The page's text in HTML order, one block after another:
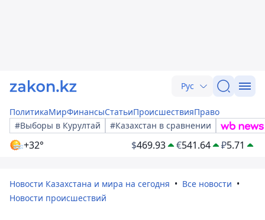
Рус
ПолитикаМирФинансыСтатьиПроисшествияПраво
#Выборы в Курултай
#Казахстан в сравнении
+32° $469.93 €541.64 ₽5.71
Новости Казахстана и мира на сегодня
Все новости
Новости происшествий